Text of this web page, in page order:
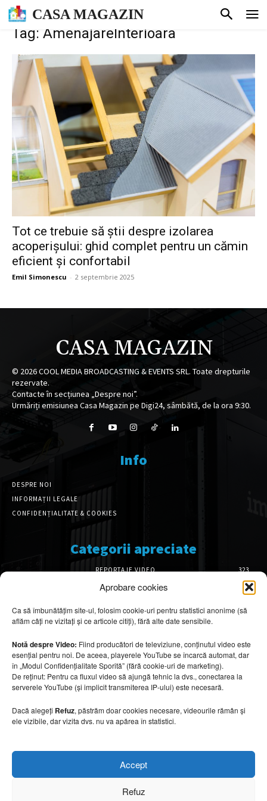
Aprobare cookies
Ca să îmbunătățim site-ul, folosim cookie-uri pentru statistici anonime (să
aflăm câți ne vizitați și ce articole citiți), fără alte date sensibile.
Notă despre Video: Fiind producători de televiziune, conținutul video este
esențial pentru noi. De aceea, playerele YouTube se încarcă automat, dar
în „Modul Confidențialitate Sporită” (fără cookie-uri de marketing).
De reținut: Pentru ca fluxul video să ajungă tehnic la dvs., conectarea la
serverele YouTube (și implicit transmiterea IP-ului) este necesară.
Dacă alegeți Refuz, păstrăm doar cookies necesare, videourile rămân și
ele vizibile, dar vizita dvs. nu va apărea în statistici.
Accept
Refuz
CASA MAGAZIN
Tag: AmenajareInterioara
Tot ce trebuie să știi despre izolarea
acoperișului: ghid complet pentru un cămin
eficient și confortabil
Emil Simonescu - 2 septembrie 2025
CASA MAGAZIN
© 2026COOL MEDIA BROADCASTING & EVENTS SRL. Toate drepturile
rezervate.
Contacte în secțiunea „Despre noi”.
Urmăriți emisiunea Casa Magazin pe Digi24, sâmbătă, de la ora 9:30.
Info
DESPRE NOI
INFORMAȚII LEGALE
CONFIDENȚIALITATE & COOKIES
Categorii apreciate
REPORTAJE VIDEO
323
AMENAJĂRI INTERIOARE
126
DESIGN INTERIOR
64
ARHITECTURĂ & DESIGN
OPINII & ANALIZE
43
Articole recomandate
Secretele construirii bungalourilor
6 august 2026
Cum amenajezi curtea pentru seri de vară